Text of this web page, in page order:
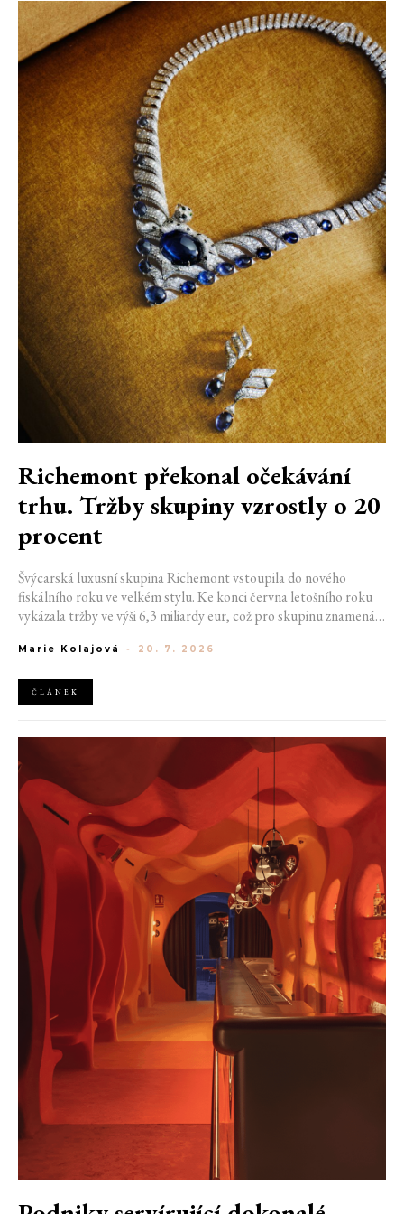
Richemont překonal očekávání
trhu. Tržby skupiny vzrostly o 20
procent
Švýcarská luxusní skupina Richemont vstoupila do nového
fiskálního roku ve velkém stylu. Ke konci června letošního roku
vykázala tržby ve výši 6,3 miliardy eur, což pro skupinu znamená
luxusním zůstává i přes přetrvávající ekonomickou nejistotu
Marie Kolajová - 20. 7. 2026
ČLÁNEK